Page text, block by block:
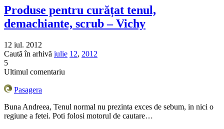
Produse pentru curățat tenul,
demachiante, scrub – Vichy
12 iul. 2012
Caută în arhivă iulie 12, 2012
5
Ultimul comentariu
Pasagera
Buna Andreea, Tenul normal nu prezinta exces de sebum, in nici o
regiune a fetei. Poti folosi motorul de cautare…